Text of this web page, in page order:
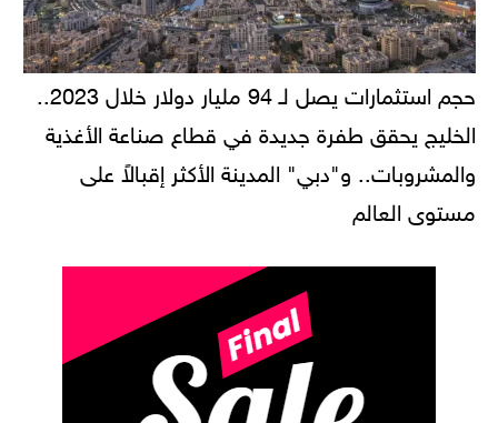
الخليج يحقق طفرة جديدة في قطاع صناعة الأغذية
والمشروبات.. و"دبي" المدينة الأكثر إقبالاً على
مستوى العالم